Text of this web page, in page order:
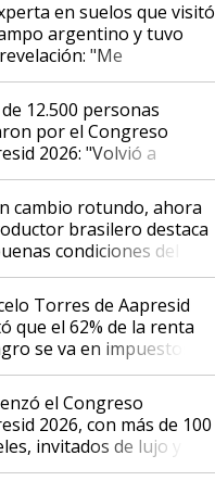
en suelos que visitó
argentino y tuvo
"Me
mucho"
12.500 personas
por el Congreso
2026: "Volvió a
que hablar del
es hablar de todo el
productivo"
cambio rotundo, ahora
brasilero destaca
condiciones del
argentino para invertir:
más motivados"
Torres de Aapresid
que el 62% de la renta
se va en impuestos:
bueno que en
se sigan discutiendo
cosas de hace 50
el Congreso
2026, con más de 100
invitados de lujo y
las tendencias